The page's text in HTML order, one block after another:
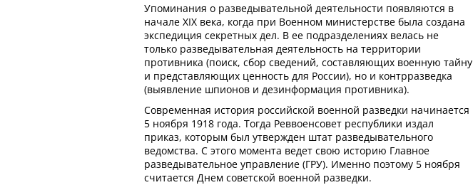
Упоминания о разведывательной деятельности появляются в
начале XIX века, когда при Военном министерстве была создана
экспедиция секретных дел. В ее подразделениях велась не
только разведывательная деятельность на территории
противника (поиск, сбор сведений, составляющих военную тайну
и представляющих ценность для России), но и контрразведка
(выявление шпионов и дезинформация противника).
Современная история российской военной разведки начинается
5 ноября 1918 года. Тогда Реввоенсовет республики издал
приказ, которым был утвержден штат разведывательного
ведомства. С этого момента ведет свою историю Главное
разведывательное управление (ГРУ). Именно поэтому 5 ноября
считается Днем советской военной разведки.